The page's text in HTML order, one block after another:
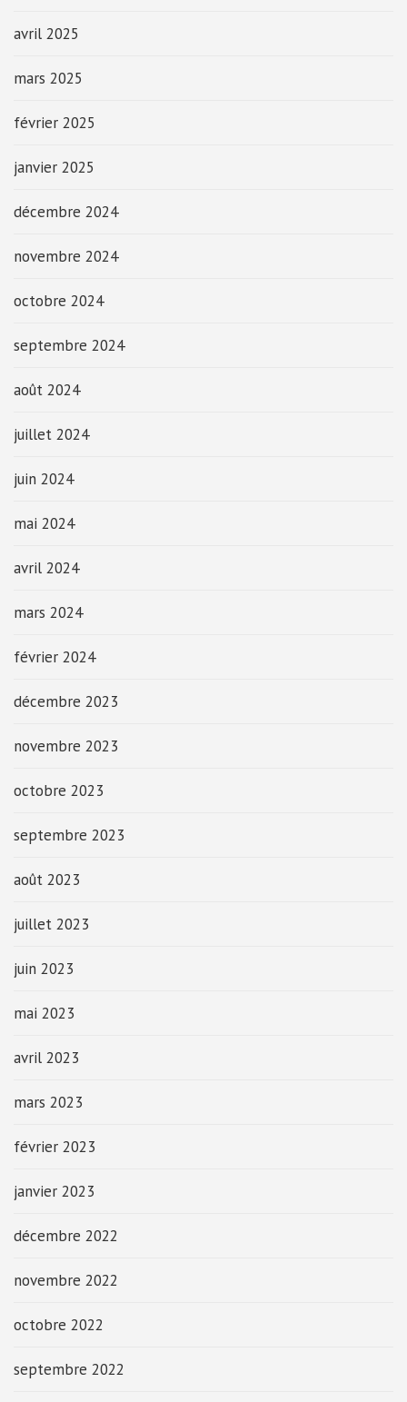
avril 2025
mars 2025
février 2025
janvier 2025
décembre 2024
novembre 2024
octobre 2024
septembre 2024
août 2024
juillet 2024
juin 2024
mai 2024
avril 2024
mars 2024
février 2024
décembre 2023
novembre 2023
octobre 2023
septembre 2023
août 2023
juillet 2023
juin 2023
mai 2023
avril 2023
mars 2023
février 2023
janvier 2023
décembre 2022
novembre 2022
octobre 2022
septembre 2022